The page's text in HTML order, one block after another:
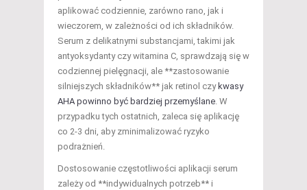
aplikować codziennie, zarówno rano, jak i
wieczorem, w zależności od ich składników.
Serum z delikatnymi substancjami, takimi jak
antyoksydanty czy witamina C, sprawdzają się w
codziennej pielęgnacji, ale **zastosowanie
silniejszych składników** jak retinol czy kwasy
AHA powinno być bardziej przemyślane. W
przypadku tych ostatnich, zaleca się aplikację
co 2-3 dni, aby zminimalizować ryzyko
podrażnień.
Dostosowanie częstotliwości aplikacji serum
zależy od **indywidualnych potrzeb** i